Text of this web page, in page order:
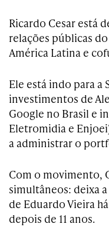
Ricardo Cesar está
relações públicas do
América Latina e
Ele está indo para a
investimentos de
Google no Brasil e
Eletromidia e
a administrar o
Com o movimento,
simultâneos: deixa
de Eduardo Vieira
depois de 11 anos.